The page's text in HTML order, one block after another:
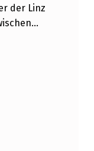
der Linz